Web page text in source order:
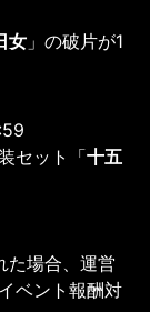
女 」の破片が1
セット「十五
た場合、運営
ベント報酬対